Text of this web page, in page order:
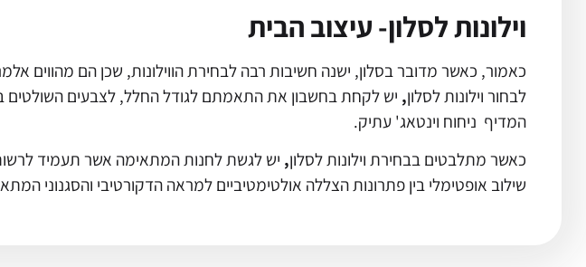
וילונות לסלון- עיצוב הבית
כאמור, כאשר מדובר בסלון, ישנה חשיבות רבה לבחירת הווילונות, שכן הם מהווים
לבחור וילונות לסלון, יש לקחת בחשבון את התאמתם לגודל החלל, לצבעים השולטים
המדיף ניחוח וינטאג' עתיק.
כאשר מתלבטים בבחירת וילונות לסלון, יש לגשת לחנות המתאימה אשר תעמיד
שילוב אופטימלי בין פתרונות הצללה אולטימטיביים למראה הדקורטיבי והסגנוני